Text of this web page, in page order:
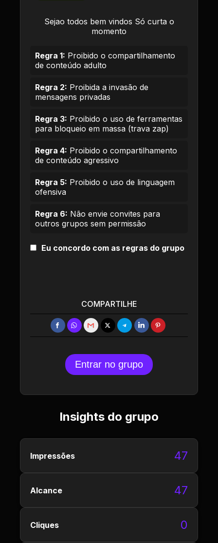
Sejao todos bem vindos Só curta o
momento
Regra 1: Proibido o compartilhamento
de conteúdo adulto
Regra 2: Proibida a invasão de
mensagens privadas
Regra 3: Proibido o uso de ferramentas
para bloqueio em massa (trava zap)
Regra 4: Proibido o compartilhamento
de conteúdo agressivo
Regra 5: Proibido o uso de linguagem
ofensiva
Regra 6: Não envie convites para
outros grupos sem permissão
Eu concordo com as regras do grupo
COMPARTILHE
Entrar no grupo
Insights do grupo
Impressões 47
Alcance 47
Cliques 0